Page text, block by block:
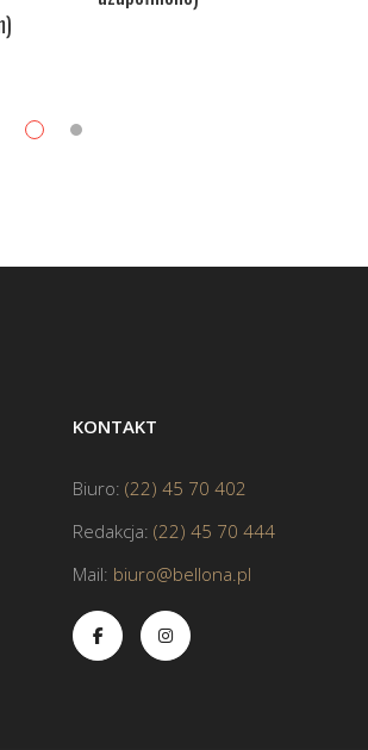
KONTAKT
Biuro: (22) 45 70 402
Redakcja: (22) 45 70 444
Mail: biuro@bellona.pl